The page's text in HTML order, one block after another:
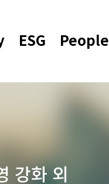
ESG People
강화 외